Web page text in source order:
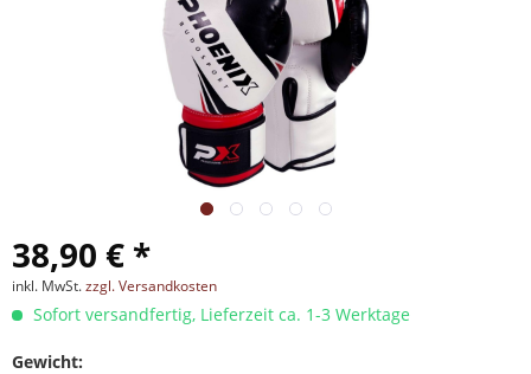
38,90 € *
inkl. MwSt.zzgl. Versandkosten
Sofort versandfertig, Lieferzeit ca. 1-3 Werktage
Gewicht: